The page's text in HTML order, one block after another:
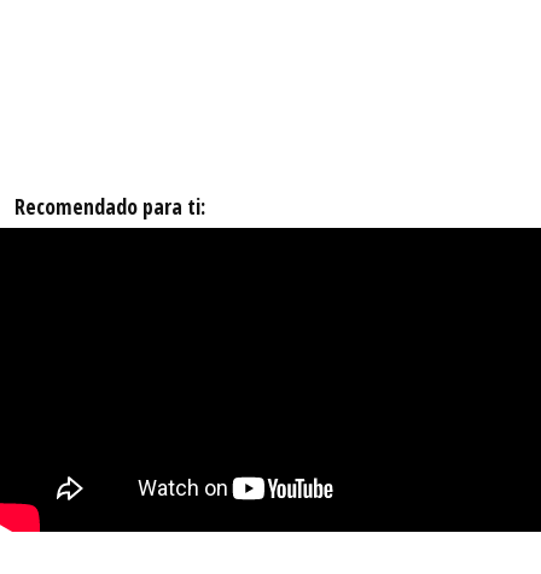
Recomendado para ti: